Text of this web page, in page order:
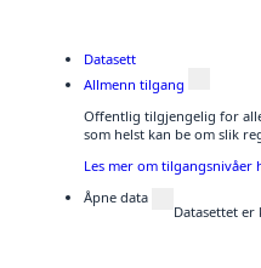
Datasett
Allmenn tilgang
Offentlig tilgjengelig for
som helst kan be om slik
Les mer om tilgangsnivåer
Åpne data
Datasettet